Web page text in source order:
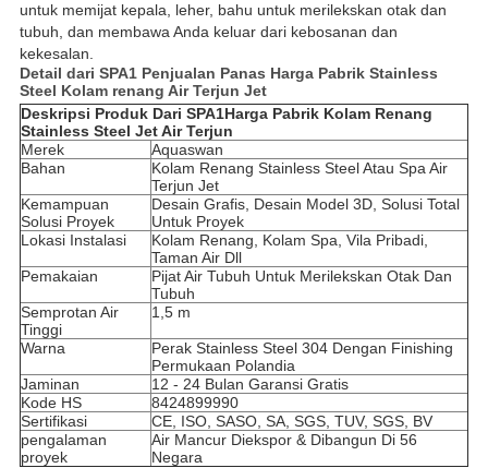
untuk memijat kepala, leher, bahu untuk merilekskan otak dan
tubuh, dan membawa Anda keluar dari kebosanan dan
kekesalan.
Detail dari SPA1 Penjualan Panas Harga Pabrik Stainless
Steel Kolam renang Air Terjun Jet
Deskripsi Produk Dari SPA1Harga Pabrik Kolam Renang
Stainless Steel Jet Air Terjun
Merek
Aquaswan
Bahan
Kolam Renang Stainless Steel Atau Spa Air
Terjun Jet
Kemampuan
Solusi Proyek
Desain Grafis, Desain Model 3D, Solusi Total
Untuk Proyek
Lokasi Instalasi
Kolam Renang, Kolam Spa, Vila Pribadi,
Taman Air Dll
Pemakaian
Pijat Air Tubuh Untuk Merilekskan Otak Dan
Tubuh
Semprotan Air
Tinggi
1,5 m
Warna
Perak Stainless Steel 304 Dengan Finishing
Permukaan Polandia
Jaminan
12 - 24 Bulan Garansi Gratis
Kode HS
8424899990
Sertifikasi
CE, ISO, SASO, SA, SGS, TUV, SGS, BV
pengalaman
proyek
Air Mancur Diekspor & Dibangun Di 56
Negara